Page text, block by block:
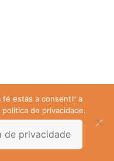
fé estás a consentir a
de privacidade.
de privacidade